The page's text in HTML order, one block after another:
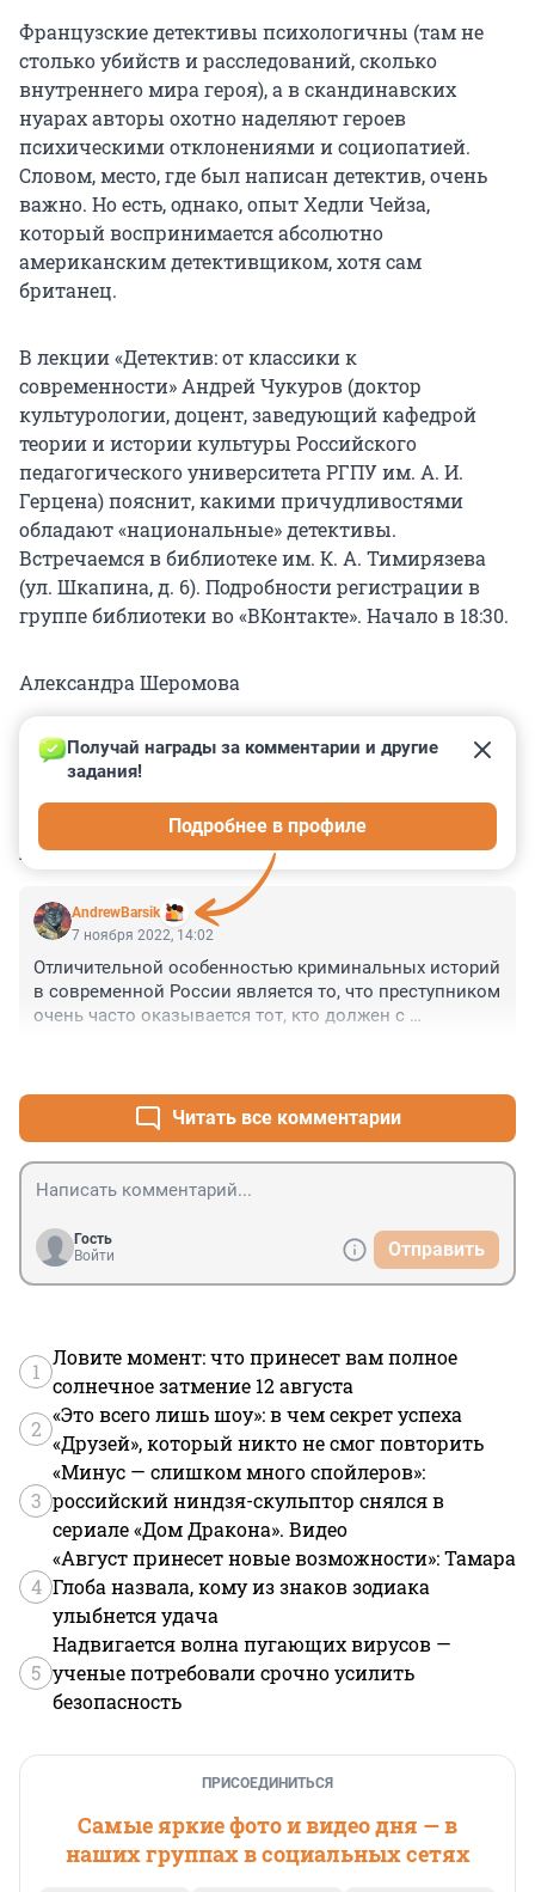
Французские детективы психологичны (там не
столько убийств и расследований, сколько
внутреннего мира героя), а в скандинавских
нуарах авторы охотно наделяют героев
психическими отклонениями и социопатией.
Словом, место, где был написан детектив, очень
важно. Но есть, однако, опыт Хедли Чейза,
который воспринимается абсолютно
американским детективщиком, хотя сам
британец.
В лекции «Детектив: от классики к
современности» Андрей Чукуров (доктор
культурологии, доцент, заведующий кафедрой
теории и истории культуры Российского
педагогического университета РГПУ им. А. И.
Герцена) пояснит, какими причудливостями
обладают «национальные» детективы.
Встречаемся в библиотеке им. К. А. Тимирязева
(ул. Шкапина, д. 6). Подробности регистрации в
группе библиотеки во «ВКонтакте». Начало в 18:30.
Александра Шеромова
КОММЕНТАРИИ 2
AndrewBarsik
Получай награды за комментарии и другие
задания!
Подробнее в профиле
7 ноября 2022, 14:02
Отличительной особенностью криминальных историй
в современной России является то, что преступником
очень часто оказывается тот, кто должен с
Читать все комментарии
Гость
Войти
Отправить
1
Ловите момент: что принесет вам полное
солнечное затмение 12 августа
2
«Это всего лишь шоу»: в чем секрет успеха
«Друзей», который никто не смог повторить
3
«Минус — слишком много спойлеров»:
российский ниндзя-скульптор снялся в
сериале «Дом Дракона». Видео
4
«Август принесет новые возможности»: Тамара
Глоба назвала, кому из знаков зодиака
улыбнется удача
5
Надвигается волна пугающих вирусов —
ученые потребовали срочно усилить
безопасность
ПРИСОЕДИНИТЬСЯ
Самые яркие фото и видео дня — в
наших группах в социальных сетях